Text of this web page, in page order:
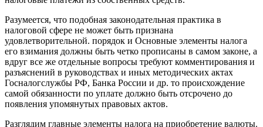
Разумеется, что подобная законодательная практика в
налоговой сфере не может быть признана
удовлетворительной. порядок и Основные элементы налога
его взимания должны быть четко прописаны в самом законе, а
вдруг все же отдельные вопросы требуют комментирования и
разъяснений в руководствах и иных методических актах
Госналогслужбы РФ, Банка России и др. то происхождение
самой обязанности по уплате должно быть отсрочено до
появления упомянутых правовых актов.
Разглядим главные элементы налога на приобретение валюты.